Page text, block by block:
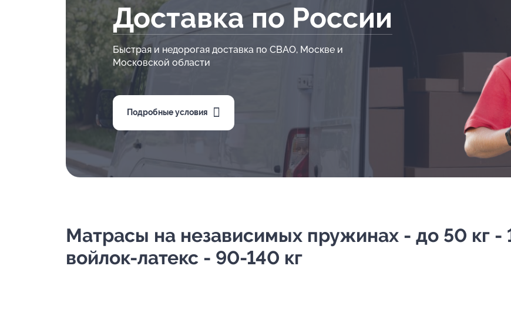
Доставка по России
Быстрая и недорогая доставка по СВАО, Москве и
Московской области
Подробные условия
Матрасы на независимых пружинах - до 50 кг
войлок-латекс - 90-140 кг